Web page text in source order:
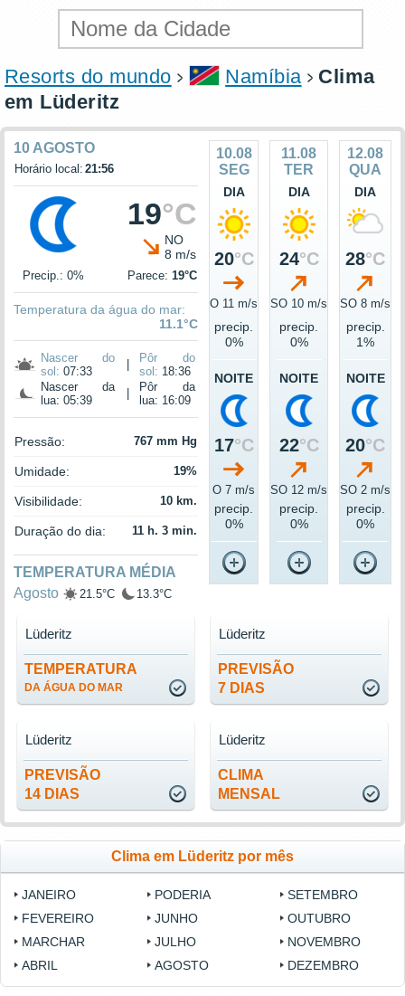
Resorts do mundo Namíbia
Clima
em Lüderitz
10 AGOSTO
Horário local: 21:56
19°C
NO
8 m/s
Precip.: 0% Parece: 19°C
Temperatura da água do mar:
11.1°C
Nascer do
sol: 07:33
Pôr do
sol: 18:36
Nascer da
lua: 05:39
Pôr da
lua: 16:09
Pressão: 767 mm Hg
Umidade: 19%
Visibilidade: 10 km.
Duração do dia: 11 h. 3 min.
TEMPERATURA MÉDIA
Agosto
21.5°C 13.3°C
10.08
SEG
DIA
20°C
O 11 m/s
precip.
0%
NOITE
17°C
O 7 m/s
precip.
0%
11.08
TER
DIA
24°C
SO 10 m/s
precip.
0%
NOITE
22°C
SO 12 m/s
precip.
0%
12.08
QUA
DIA
28°C
SO 8 m/s
precip.
1%
NOITE
20°C
SO 2 m/s
precip.
0%
TEMPERATURA
DA ÁGUA DO MAR
Lüderitz
PREVISÃO
7 DIAS
Lüderitz
PREVISÃO
14 DIAS
Lüderitz
CLIMA
MENSAL
Lüderitz
Clima em Lüderitz por mês
JANEIRO
FEVEREIRO
MARCHAR
ABRIL
PODERIA
JUNHO
JULHO
AGOSTO
SETEMBRO
OUTUBRO
NOVEMBRO
DEZEMBRO